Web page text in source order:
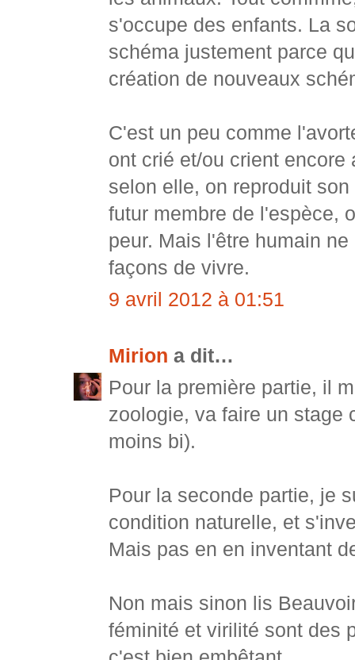
s'occupe des enfants. La
schéma justement parce
création de nouveaux
C'est un peu comme
ont crié et/ou crient
selon elle, on reproduit
futur membre de l'espèce,
peur. Mais l'être humain
façons de vivre.
9 avril 2012 à 01:51
Mirion a dit…
Pour la première partie, il
zoologie, va faire un stage
moins bi).
Pour la seconde partie, je
condition naturelle, et
Mais pas en en inventant
Non mais sinon lis
féminité et virilité sont des